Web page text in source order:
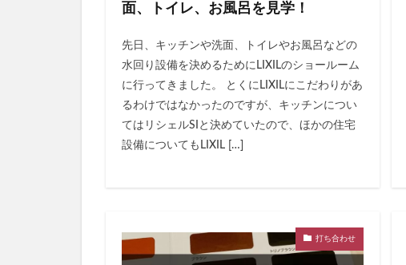
面、トイレ、お風呂を見学！
先日、キッチンや洗面、トイレやお風呂などの
水回り設備を決めるためにLIXILのショールーム
に行ってきました。 とくにLIXILにこだわりがあ
るわけではなかったのですが、キッチンについ
てはリシェルSIと決めていたので、ほかの住宅
設備についてもLIXIL […]
打ち合わせ